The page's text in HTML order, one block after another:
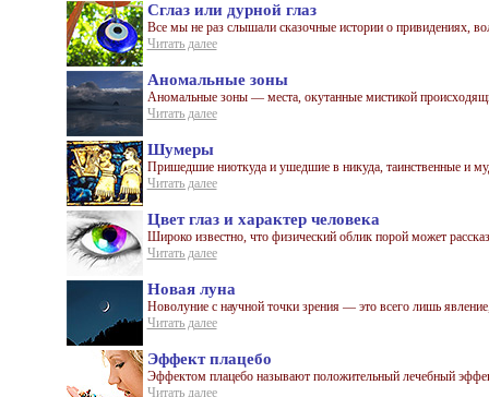
Сглаз или дурной глаз
Все мы не раз слышали сказочные истории о привидениях,
Читать далее
Аномальные зоны
Аномальные зоны — места, окутанные мистикой
Читать далее
Шумеры
Пришедшие ниоткуда и ушедшие в никуда, таинственные и
Читать далее
Цвет глаз и характер человека
Широко известно, что физический облик порой может
Читать далее
Новая луна
Новолуние с научной точки зрения — это всего лишь
Читать далее
Эффект плацебо
Эффектом плацебо называют положительный лечебный
Читать далее